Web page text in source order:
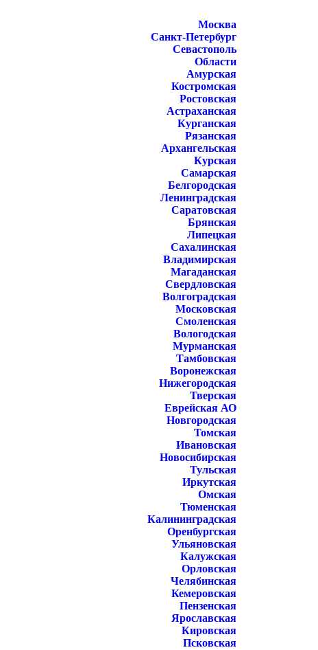
Москва
Санкт-Петербург
Севастополь
Области
Амурская
Костромская
Ростовская
Астраханская
Курганская
Рязанская
Архангельская
Курская
Самарская
Белгородская
Ленинградская
Саратовская
Брянская
Липецкая
Сахалинская
Владимирская
Магаданская
Свердловская
Волгоградская
Московская
Смоленская
Вологодская
Мурманская
Тамбовская
Воронежская
Нижегородская
Тверская
Еврейская АО
Новгородская
Томская
Ивановская
Новосибирская
Тульская
Иркутская
Омская
Тюменская
Калининградская
Оренбургская
Ульяновская
Калужская
Орловская
Челябинская
Кемеровская
Пензенская
Ярославская
Кировская
Псковская